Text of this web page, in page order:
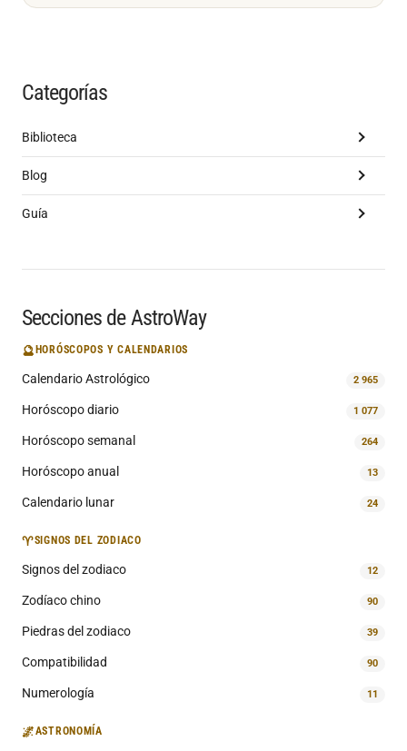
Categorías
Biblioteca
Blog
Guía
Secciones de AstroWay
🔮 HORÓSCOPOS Y CALENDARIOS
Calendario Astrológico 2 965
Horóscopo diario 1 077
Horóscopo semanal 264
Horóscopo anual 13
Calendario lunar 24
♈SIGNOS DEL ZODIACO
Signos del zodiaco 12
Zodíaco chino 90
Piedras del zodiaco 39
Compatibilidad 90
Numerología 11
🌌ASTRONOMÍA